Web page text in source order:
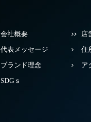
会社概要
代表メッセージ
ブランド理念
SDGｓ
店
住
ア